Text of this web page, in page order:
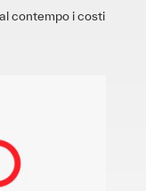
contempo i costi